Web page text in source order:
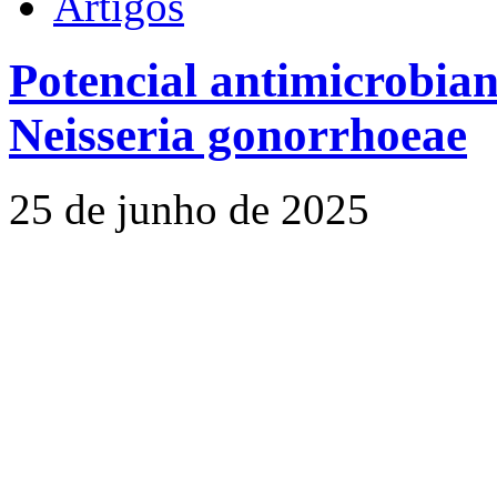
Potencial
Neisseria gonorrhoeae
25 de junho de 2025